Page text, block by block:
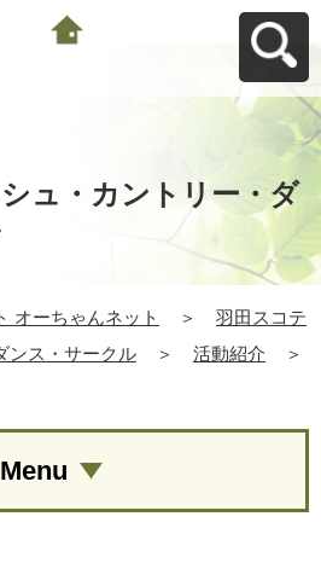
ュ・カントリー・ダ
オーちゃんネット ＞
羽田スコテ
ンス・サークル
＞ 活動紹介
＞
Menu